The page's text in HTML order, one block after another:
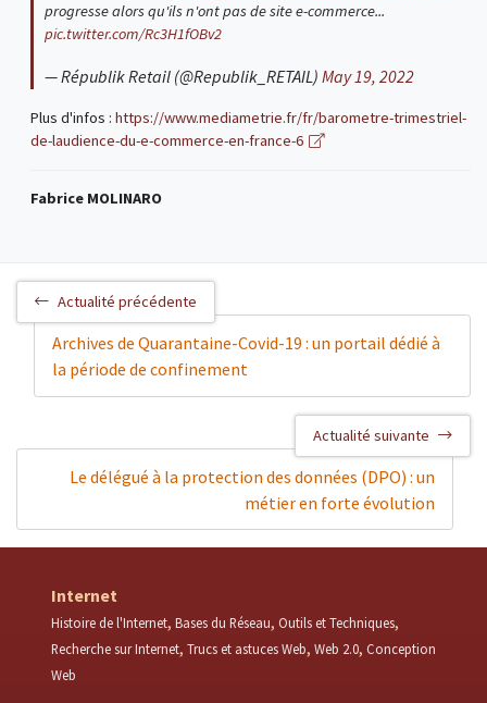
progresse alors qu'ils n'ont pas de site e-commerce...
pic.twitter.com/Rc3H1fOBv2
— Républik Retail (@Republik_RETAIL) May 19, 2022
Plus d'infos : https://www.mediametrie.fr/fr/barometre-trimestriel-
de-laudience-du-e-commerce-en-france-6
Fabrice MOLINARO
Actualité précédente
Archives de Quarantaine-Covid-19 : un portail dédié à
la période de confinement
Actualité suivante
Le délégué à la protection des données (DPO) : un
métier en forte évolution
Internet
Histoire de l'Internet Bases du Réseau Outils et Techniques
Recherche sur Internet Trucs et astuces Web Web 2.0 Conception
Web